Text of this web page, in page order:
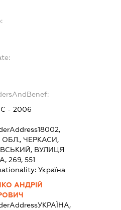
- 2006
18002,
ЧЕРКАСИ,
ВУЛИЦЯ
269, 551
Україна
АНДРІЙ
УКРАЇНА,